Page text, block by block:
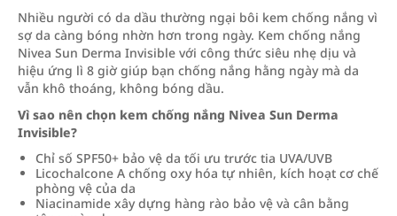
Nhiều người có da dầu thường ngại bôi kem chống nắng vì
sợ da càng bóng nhờn hơn trong ngày. Kem chống nắng
Nivea Sun Derma Invisible với công thức siêu nhẹ dịu và
hiệu ứng lì 8 giờ giúp bạn chống nắng hằng ngày mà da
vẫn khô thoáng, không bóng dầu.
Vì sao nên chọn kem chống nắng Nivea Sun Derma
Invisible?
Chỉ số SPF50+ bảo vệ da tối ưu trước tia UVA/UVB
Licochalcone A chống oxy hóa tự nhiên, kích hoạt cơ chế
phòng vệ của da
Niacinamide xây dựng hàng rào bảo vệ và cân bằng